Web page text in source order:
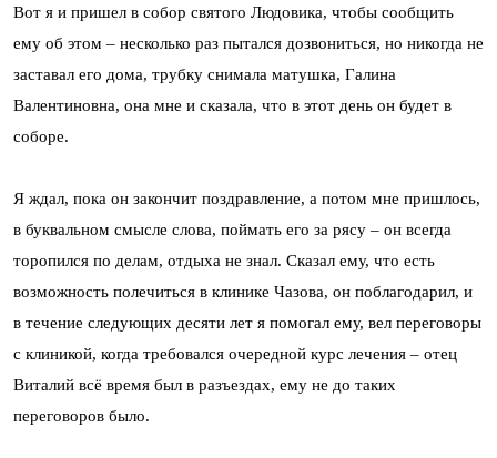
Вот я и пришел в собор святого Людовика, чтобы сообщить
ему об этом – несколько раз пытался дозвониться, но никогда не
заставал его дома, трубку снимала матушка, Галина
Валентиновна, она мне и сказала, что в этот день он будет в
соборе.
Я ждал, пока он закончит поздравление, а потом мне пришлось,
в буквальном смысле слова, поймать его за рясу – он всегда
торопился по делам, отдыха не знал. Сказал ему, что есть
возможность полечиться в клинике Чазова, он поблагодарил, и
в течение следующих десяти лет я помогал ему, вел переговоры
с клиникой, когда требовался очередной курс лечения – отец
Виталий всё время был в разъездах, ему не до таких
переговоров было.